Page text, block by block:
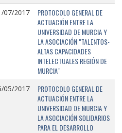
07/2017
PROTOCOLO GENERAL DE
ACTUACIÓN ENTRE LA
UNIVERSIDAD DE MURCIA Y
LA ASOCIACIÓN "TALENTOS-
ALTAS CAPACIDADES
INTELECTUALES REGIÓN DE
MURCIA"
05/2017
PROTOCOLO GENERAL DE
ACTUACIÓN ENTRE LA
UNIVERSIDAD DE MURCIA Y
LA ASOCIACIÓN SOLIDARIOS
PARA EL DESARROLLO